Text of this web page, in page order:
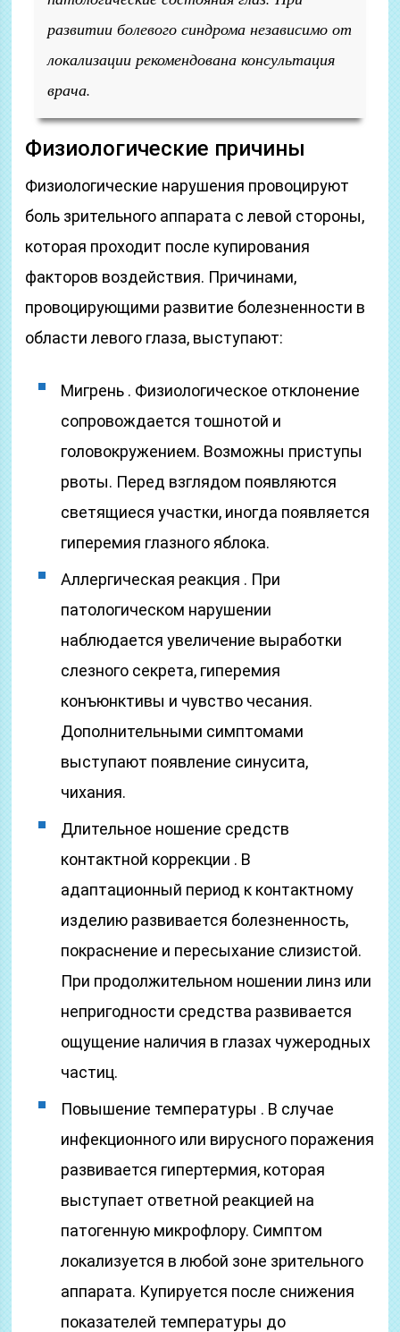
развитии болевого синдрома независимо от
локализации рекомендована консультация
врача.
Физиологические причины
Физиологические нарушения провоцируют
боль зрительного аппарата с левой стороны,
которая проходит после купирования
факторов воздействия. Причинами,
провоцирующими развитие болезненности в
области левого глаза, выступают:
Мигрень . Физиологическое отклонение
сопровождается тошнотой и
головокружением. Возможны приступы
рвоты. Перед взглядом появляются
светящиеся участки, иногда появляется
гиперемия глазного яблока.
Аллергическая реакция . При
патологическом нарушении
наблюдается увеличение выработки
слезного секрета, гиперемия
конъюнктивы и чувство чесания.
Дополнительными симптомами
выступают появление синусита,
чихания.
Длительное ношение средств
контактной коррекции . В
адаптационный период к контактному
изделию развивается болезненность,
покраснение и пересыхание слизистой.
При продолжительном ношении линз или
непригодности средства развивается
ощущение наличия в глазах чужеродных
частиц.
Повышение температуры . В случае
инфекционного или вирусного поражения
развивается гипертермия, которая
выступает ответной реакцией на
патогенную микрофлору. Симптом
локализуется в любой зоне зрительного
аппарата. Купируется после снижения
показателей температуры до